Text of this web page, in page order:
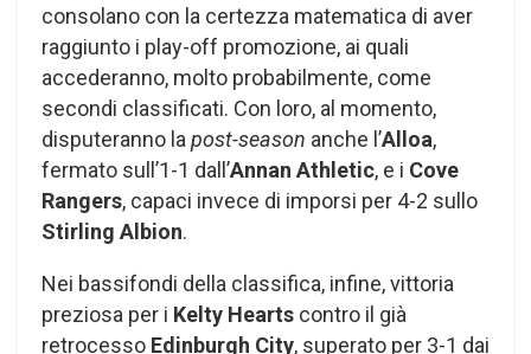
consolano con la certezza matematica di aver
raggiunto i play-off promozione, ai quali
accederanno, molto probabilmente, come
secondi classificati. Con loro, al momento,
disputeranno lapost-season anche l’Alloa,
fermato sull’1-1 dall’Annan Athletic, e i Cove
Rangers, capaci invece di imporsi per 4-2 sullo
Stirling Albion.
Nei bassifondi della classifica, infine, vittoria
preziosa per i Kelty Hearts contro il già
retrocesso Edinburgh City, superato per 3-1 dai